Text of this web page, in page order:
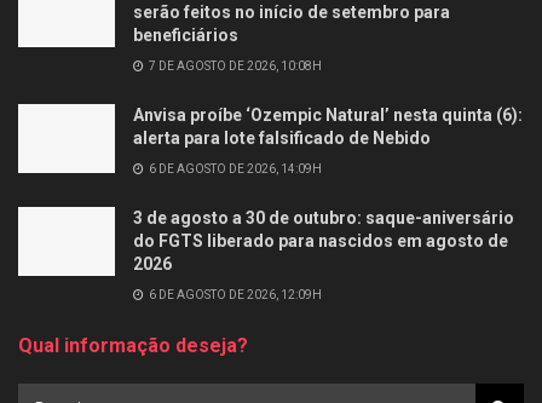
serão feitos no início de setembro para
beneficiários
7 DE AGOSTO DE 2026, 10:08H
Anvisa proíbe ‘Ozempic Natural’ nesta quinta (6):
alerta para lote falsificado de Nebido
6 DE AGOSTO DE 2026, 14:09H
3 de agosto a 30 de outubro: saque-aniversário
do FGTS liberado para nascidos em agosto de
2026
6 DE AGOSTO DE 2026, 12:09H
Qual informação deseja?